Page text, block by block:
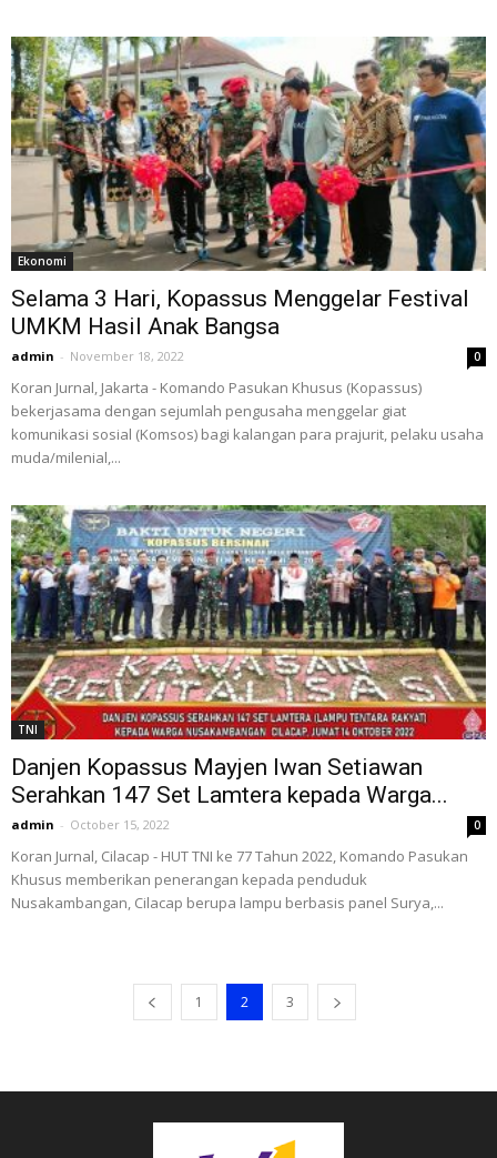
Ekonomi
Selama 3 Hari, Kopassus Menggelar Festival
UMKM Hasil Anak Bangsa
admin - November 18, 2022 0
Koran Jurnal, Jakarta - Komando Pasukan Khusus (Kopassus)
bekerjasama dengan sejumlah pengusaha menggelar giat
komunikasi sosial (Komsos) bagi kalangan para prajurit, pelaku usaha
muda/milenial,...
TNI
Danjen Kopassus Mayjen Iwan Setiawan
Serahkan 147 Set Lamtera kepada Warga...
admin - October 15, 2022 0
Koran Jurnal, Cilacap - HUT TNI ke 77 Tahun 2022, Komando Pasukan
Khusus memberikan penerangan kepada penduduk
Nusakambangan, Cilacap berupa lampu berbasis panel Surya,...
1 2 3